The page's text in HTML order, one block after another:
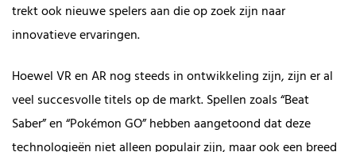
trekt ook nieuwe spelers aan die op zoek zijn naar
innovatieve ervaringen.
Hoewel VR en AR nog steeds in ontwikkeling zijn, zijn er al
veel succesvolle titels op de markt. Spellen zoals “Beat
Saber” en “Pokémon GO” hebben aangetoond dat deze
technologieën niet alleen populair zijn, maar ook een breed